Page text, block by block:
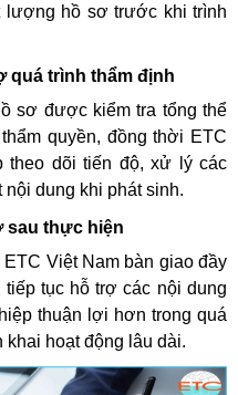
lượng hồ sơ trước khi trình
quá trình thẩm định
sơ được kiểm tra tổng thể
quyền, đồng thời ETC
theo dõi tiến độ, xử lý các
dung khi phát sinh.
sau thực hiện
Việt Nam bàn giao đầy
tục hỗ trợ các nội dung
thuận lợi hơn trong quá
hoạt động lâu dài.